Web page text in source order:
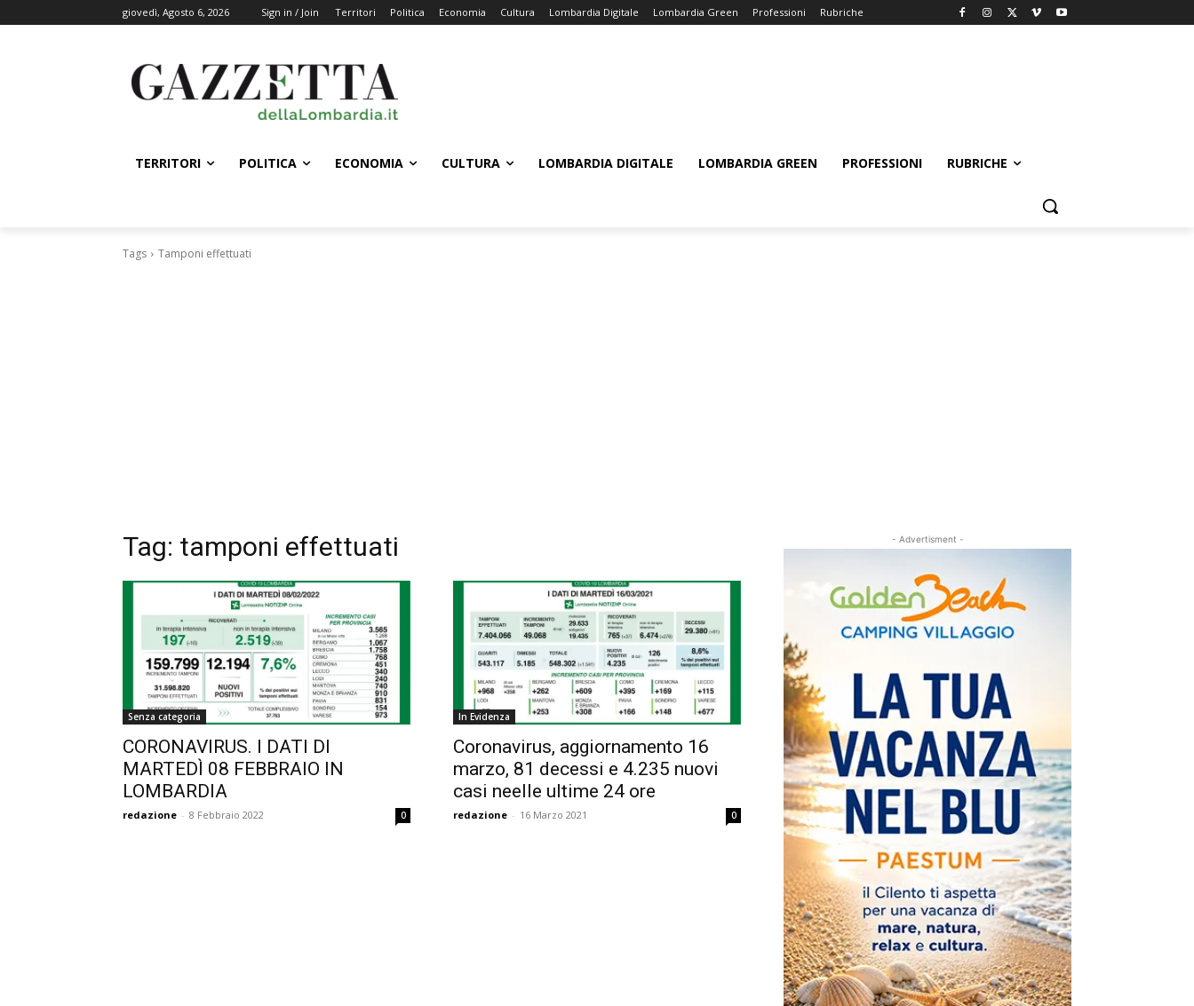
giovedì, Agosto 6, 2026 Sign in / Join Territori Politica Economia Cultura Lombardia Digitale Lombardia Green Professioni Rubriche
TERRITORI POLITICA ECONOMIA CULTURA LOMBARDIA DIGITALE LOMBARDIA GREEN PROFESSIONI RUBRICHE
Tags Tamponi effettuati
Tag: tamponi effettuati
Senza categoria
CORONAVIRUS. I DATI DI
MARTEDÌ 08 FEBBRAIO IN
LOMBARDIA
redazione - 8 Febbraio 2022 0
In Evidenza
Coronavirus, aggiornamento 16
marzo, 81 decessi e 4.235 nuovi
casi neelle ultime 24 ore
redazione - 16 Marzo 2021 0
- Advertisment -